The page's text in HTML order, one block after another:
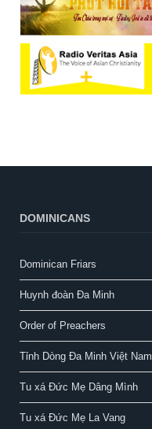
DOMINICANS
Dominican Friars
Huynh đoàn Đa Minh
Order of Preachers
Tỉnh Dòng Đa Minh Việt Nam
Tu xá Đức Mẹ Dâng Mình
Tu xá Đức Mẹ La Vang